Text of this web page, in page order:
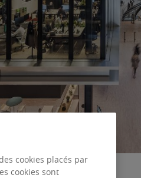
cookies placés par
cookies sont